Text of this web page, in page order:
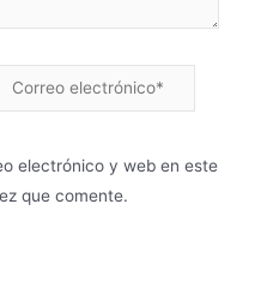
electrónico y web en este
que comente.